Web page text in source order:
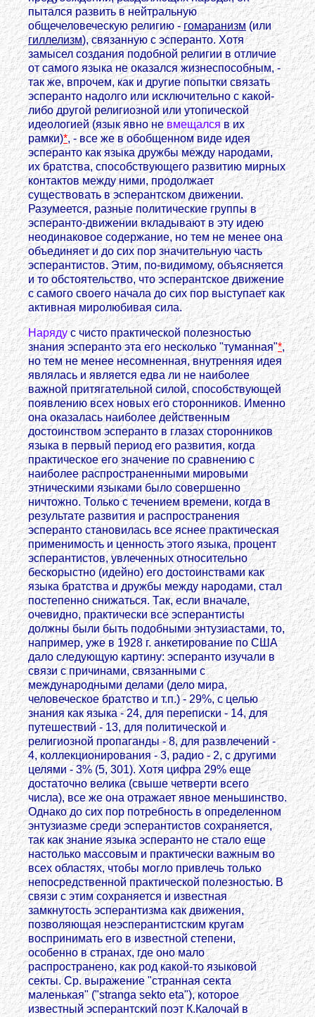
пытался развить в нейтральную
общечеловеческую религию -гомаранизм(или
гиллелизм), связанную с эсперанто. Хотя
замысел создания подобной религии в отличие
от самого языка не оказался жизнеспособным, -
так же, впрочем, как и другие попытки связать
эсперанто надолго или исключительно с какой-
либо другой религиозной или утопической
идеологией (язык явно невмещалсяв их
рамки)*, - все же в обобщенном виде идея
эсперанто как языка дружбы между народами,
их братства, способствующего развитию мирных
контактов между ними, продолжает
существовать в эсперантском движении.
Разумеется, разные политические группы в
эсперанто-движении вкладывают в эту идею
неодинаковое содержание, но тем не менее она
объединяет и до сих пор значительную часть
эсперантистов. Этим, по-видимому, объясняется
и то обстоятельство, что эсперантское движение
с самого своего начала до сих пор выступает как
активная миролюбивая сила.
Нарядус чисто практической полезностью
знания эсперанто эта его несколько "туманная"*,
но тем не менее несомненная, внутренняя идея
являлась и является едва ли не наиболее
важной притягательной силой, способствующей
появлению всех новых его сторонников. Именно
она оказалась наиболее действенным
достоинством эсперанто в глазах сторонников
языка в первый период его развития, когда
практическое его значение по сравнению с
наиболее распространенными мировыми
этническими языками было совершенно
ничтожно. Только с течением времени, когда в
результате развития и распространения
эсперанто становилась все яснее практическая
применимость и ценность этого языка, процент
эсперантистов, увлеченных относительно
бескорыстно (идейно) его достоинствами как
языка братства и дружбы между народами, стал
постепенно снижаться. Так, если вначале,
очевидно, практически все эсперантисты
должны были быть подобными энтузиастами, то,
например, уже в 1928 г. анкетирование по США
дало следующую картину: эсперанто изучали в
связи с причинами, связанными с
международными делами (дело мира,
человеческое братство и т.п.) - 29%, с целью
знания как языка - 24, для переписки - 14, для
путешествий - 13, для политической и
религиозной пропаганды - 8, для развлечений -
4, коллекционирования - 3, радио - 2, с другими
целями - 3% (5, 301). Хотя цифра 29% еще
достаточно велика (свыше четверти всего
числа), все же она отражает явное меньшинство.
Однако до сих пор потребность в определенном
энтузиазме среди эсперантистов сохраняется,
так как знание языка эсперанто не стало еще
настолько массовым и практически важным во
всех областях, чтобы могло привлечь только
непосредственной практической полезностью. В
связи с этим сохраняется и известная
замкнутость эсперантизма как движения,
позволяющая неэсперантистским кругам
воспринимать его в известной степени,
особенно в странах, где оно мало
распространено, как род какой-то языковой
секты. Ср. выражение "странная секта
маленькая" ("stranga sekto eta"), которое
известный эсперантский поэт К.Калочай в